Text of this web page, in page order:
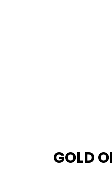
GOLD